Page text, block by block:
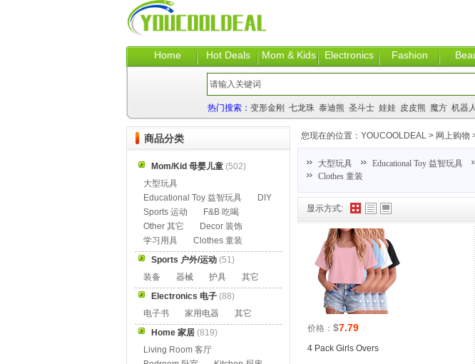
Home Hot Deals Mom & Kids Electronics Fashion
热门搜索： 变形金刚 七龙珠 泰迪熊 圣斗士 娃娃 皮皮熊 魔方 机器人
显示方式:
价格： $7.79
4 Pack Girls Overs
您现在的位置： YOUCOOLDEAL > 网上购物
大型玩具 Educational Toy 益智玩具
Clothes 童装
商品分类
Mom/Kid 母婴儿童 (502)
大型玩具
Educational Toy 益智玩具
DIY
Sports 运动
F&B 吃喝
Other 其它
Decor 装饰
学习用具
Clothes 童装
Sports 户外/运动 (51)
装备
器械 护具
其它
Electronics 电子 (88)
电子书
家用电器
其它
Home 家居 (819)
Living Room 客厅